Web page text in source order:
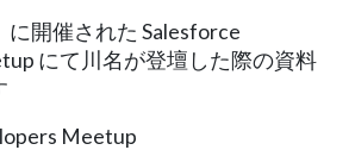
開催された Salesforce
にて川名が登壇した際の資料
Meetup